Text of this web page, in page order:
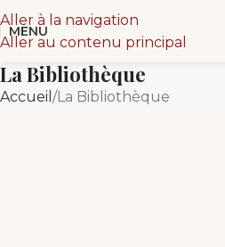
Aller à la navigation
Aller au contenu principal
MENU
La Bibliothèque
Accueil La Bibliothèque